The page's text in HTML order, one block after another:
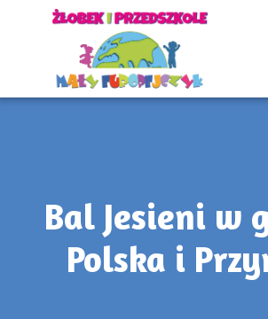
Bal Jesieni w
Polska i